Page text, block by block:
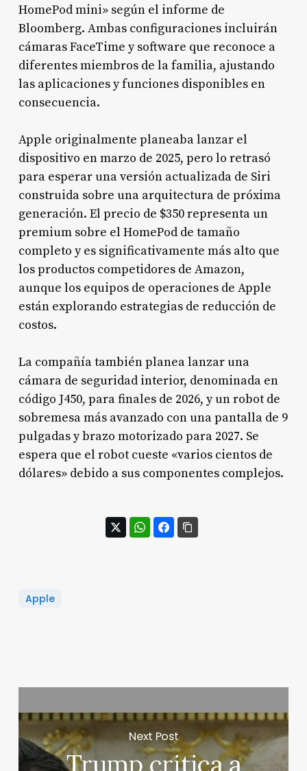
HomePod mini» según el informe de
Bloomberg. Ambas configuraciones incluirán
cámaras FaceTime y software que reconoce a
diferentes miembros de la familia, ajustando
las aplicaciones y funciones disponibles en
consecuencia.
Apple originalmente planeaba lanzar el
dispositivo en marzo de 2025, pero lo retrasó
para esperar una versión actualizada de Siri
construida sobre una arquitectura de próxima
generación. El precio de $350 representa un
premium sobre el HomePod de tamaño
completo y es significativamente más alto que
los productos competidores de Amazon,
aunque los equipos de operaciones de Apple
están explorando estrategias de reducción de
costos.
La compañía también planea lanzar una
cámara de seguridad interior, denominada en
código J450, para finales de 2026, y un robot de
sobremesa más avanzado con una pantalla de 9
pulgadas y brazo motorizado para 2027. Se
espera que el robot cueste «varios cientos de
dólares» debido a sus componentes complejos.
Apple
Next Post
Trump critica a